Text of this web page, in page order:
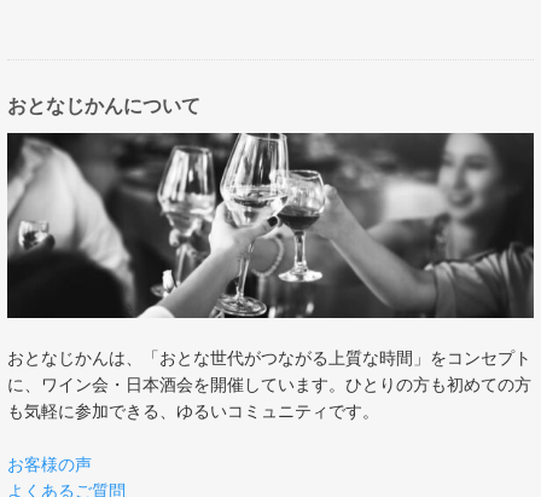
おとなじかんについて
おとなじかんは、「おとな世代がつながる上質な時間」をコンセプト
に、ワイン会・日本酒会を開催しています。ひとりの方も初めての方
も気軽に参加できる、ゆるいコミュニティです。
お客様の声
よくあるご質問